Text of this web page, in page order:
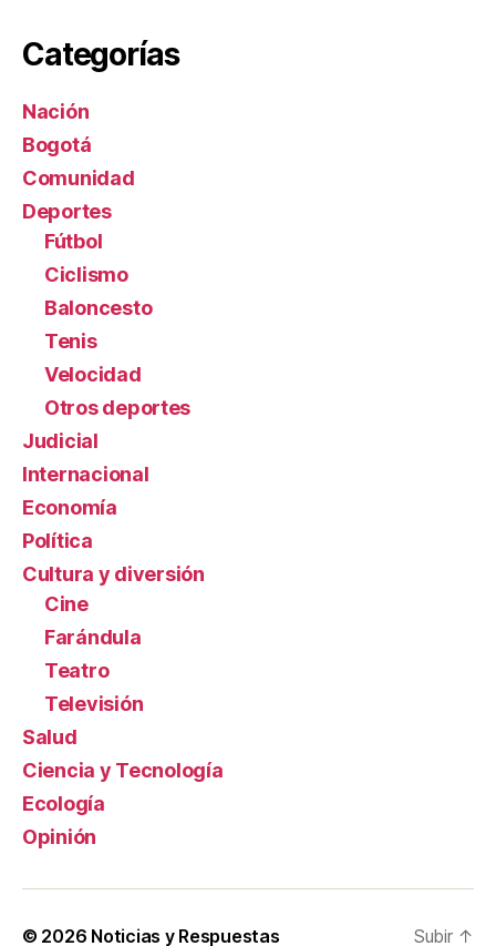
Categorías
Nación
Bogotá
Comunidad
Deportes
Fútbol
Ciclismo
Baloncesto
Tenis
Velocidad
Otros deportes
Judicial
Internacional
Economía
Política
Cultura y diversión
Cine
Farándula
Teatro
Televisión
Salud
Ciencia y Tecnología
Ecología
Opinión
© 2026 Noticias y Respuestas Subir ↑